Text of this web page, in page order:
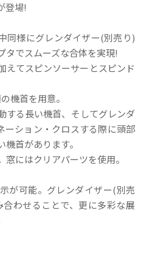
登場!
同様にグレンダイザー(別売り)
タでスムーズな合体を実現!
えてスピンソーサーとスピンド
機首を用意。
する長い機首、そしてグレンダ
ーション・クロスする際に頭部
首があります。
にはクリアパーツを使用。
が可能。グレンダイザー(別売
わせることで、更に多彩な展